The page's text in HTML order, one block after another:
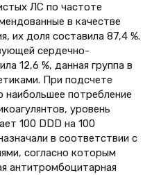
ЛС по частоте
в качестве
их доля составила 87,4 %.
сердечно-
12,6 %, данная группа в
При подсчете
наибольшее потребление
уровень
100 DDD на 100
в соответствии с
согласно которым
антитромбоцитарная